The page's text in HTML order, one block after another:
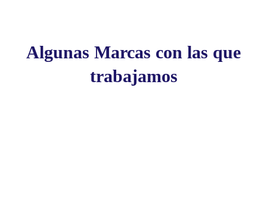
Algunas Marcas con las que
trabajamos